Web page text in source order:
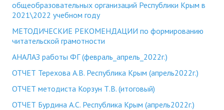
общеобразовательных организаций Республики Крым в
2021\2022 учебном году
МЕТОДИЧЕСКИЕ РЕКОМЕНДАЦИИ по формированию
читательской грамотности
АНАЛАЗ работы ФГ (февраль_апрель_2022г.)
ОТЧЕТ Терехова А.В. Республика Крым (апрель2022г.)
ОТЧЕТ методиста Корзун Т.В. (итоговый)
ОТЧЕТ Бурдина А.С. Республика Крым (апрель2022г.)